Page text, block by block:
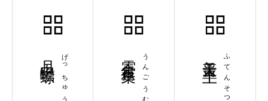
ふてんそつど